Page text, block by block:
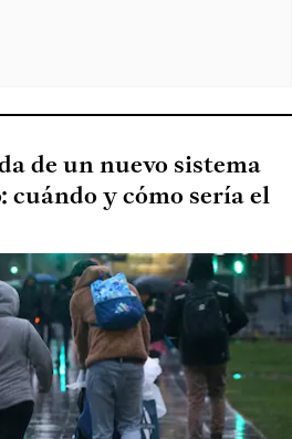
de un nuevo sistema
y cómo sería el